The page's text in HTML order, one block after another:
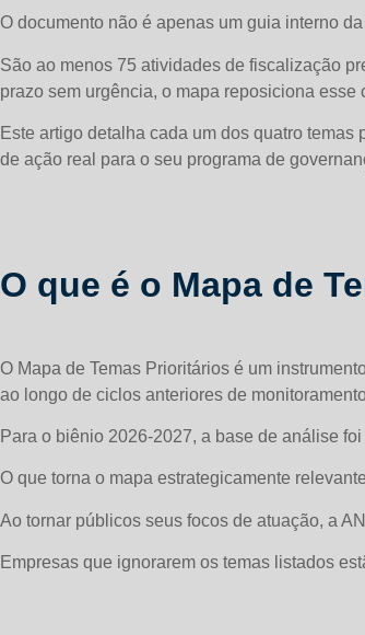
O documento não é apenas um guia interno
São ao menos 75 atividades de fiscalização
prazo sem urgência, o mapa reposiciona esse
Este artigo detalha cada um dos quatro
de ação real para o seu programa de
O que é o Mapa de
O Mapa de Temas Prioritários é um
ao longo de ciclos anteriores de
Para o biênio 2026-2027, a base de análise
O que torna o mapa estrategicamente
Ao tornar públicos seus focos de atuação, a
Empresas que ignorarem os temas listados